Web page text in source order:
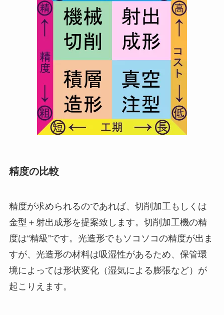
精度の比較
精度が求められるのであれば、切削加工もしくは
金型＋射出成形を提案致します。切削加工機の精
度は“精級”です。光造形でもソコソコの精度が出ま
すが、光造形の材料は吸湿性があるため、保管環
境によっては形状変化（湿気による膨張など）が
起こりえます。